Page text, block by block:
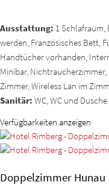
Ausstattung: 1 Schlafraum,
werden, Französisches Bett,
Handtücher vorhanden,
Minibar,
Zimmer, Wireless Lan im
Sanitär: WC, WC und Dusche
Verfügbarkeiten anzeigen
Doppelzimmer Hunau